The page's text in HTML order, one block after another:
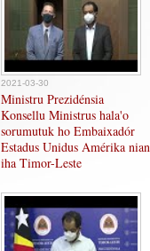
2021-03-30
Ministru Prezidénsia
Konsellu Ministrus hala'o
sorumutuk ho Embaixadór
Estadus Unidus Amérika nian
iha Timor-Leste